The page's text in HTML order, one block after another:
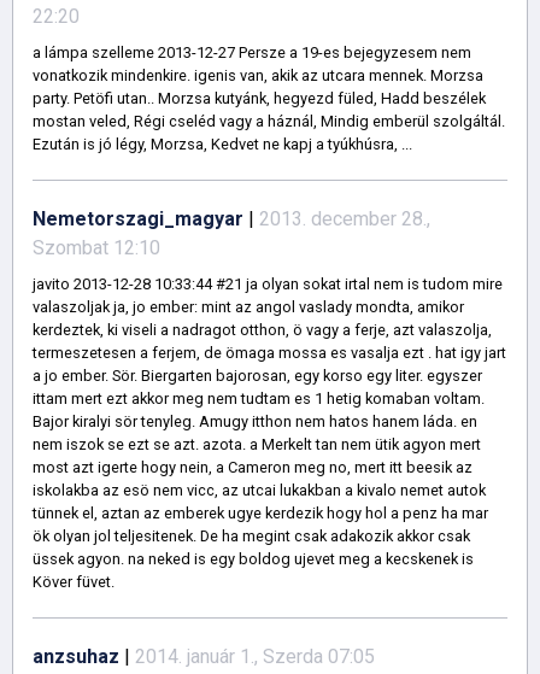
22:20
a lámpa szelleme 2013-12-27 Persze a 19-es bejegyzesem nem
vonatkozik mindenkire. igenis van, akik az utcara mennek. Morzsa
party. Petöfi utan.. Morzsa kutyánk, hegyezd füled, Hadd beszélek
mostan veled, Régi cseléd vagy a háznál, Mindig emberül szolgáltál.
Ezután is jó légy, Morzsa, Kedvet ne kapj a tyúkhúsra, ...
Nemetorszagi_magyar | 2013. december 28.,
Szombat 12:10
javito 2013-12-28 10:33:44 #21 ja olyan sokat irtal nem is tudom mire
valaszoljak ja, jo ember: mint az angol vaslady mondta, amikor
kerdeztek, ki viseli a nadragot otthon, ö vagy a ferje, azt valaszolja,
termeszetesen a ferjem, de ömaga mossa es vasalja ezt . hat igy jart
a jo ember. Sör. Biergarten bajorosan, egy korso egy liter. egyszer
ittam mert ezt akkor meg nem tudtam es 1 hetig komaban voltam.
Bajor kiralyi sör tenyleg. Amugy itthon nem hatos hanem láda. en
nem iszok se ezt se azt. azota. a Merkelt tan nem ütik agyon mert
most azt igerte hogy nein, a Cameron meg no, mert itt beesik az
iskolakba az esö nem vicc, az utcai lukakban a kivalo nemet autok
tünnek el, aztan az emberek ugye kerdezik hogy hol a penz ha mar
ök olyan jol teljesitenek. De ha megint csak adakozik akkor csak
üssek agyon. na neked is egy boldog ujevet meg a kecskenek is
Köver füvet.
anzsuhaz | 2014. január 1., Szerda 07:05